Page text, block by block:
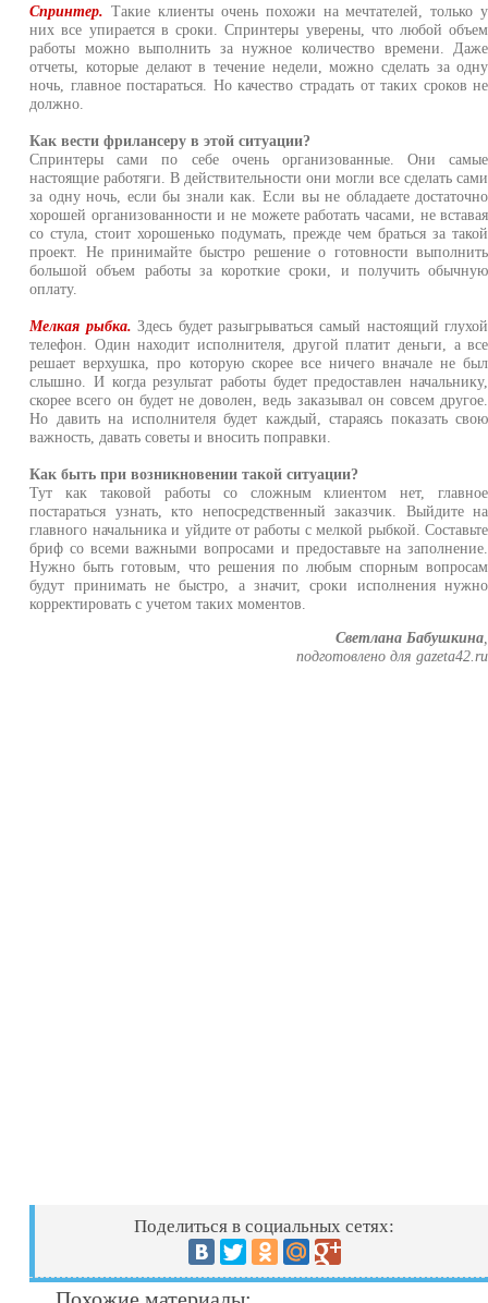
Спринтер. Такие клиенты очень похожи на мечтателей, только у
них все упирается в сроки. Спринтеры уверены, что любой объем
работы можно выполнить за нужное количество времени. Даже
отчеты, которые делают в течение недели, можно сделать за одну
ночь, главное постараться. Но качество страдать от таких сроков не
должно.
Как вести фрилансеру в этой ситуации?
Спринтеры сами по себе очень организованные. Они самые
настоящие работяги. В действительности они могли все сделать сами
за одну ночь, если бы знали как. Если вы не обладаете достаточно
хорошей организованности и не можете работать часами, не вставая
со стула, стоит хорошенько подумать, прежде чем браться за такой
проект. Не принимайте быстро решение о готовности выполнить
большой объем работы за короткие сроки, и получить обычную
оплату.
Мелкая рыбка. Здесь будет разыгрываться самый настоящий глухой
телефон. Один находит исполнителя, другой платит деньги, а все
решает верхушка, про которую скорее все ничего вначале не был
слышно. И когда результат работы будет предоставлен начальнику,
скорее всего он будет не доволен, ведь заказывал он совсем другое.
Но давить на исполнителя будет каждый, стараясь показать свою
важность, давать советы и вносить поправки.
Как быть при возникновении такой ситуации?
Тут как таковой работы со сложным клиентом нет, главное
постараться узнать, кто непосредственный заказчик. Выйдите на
главного начальника и уйдите от работы с мелкой рыбкой. Составьте
бриф со всеми важными вопросами и предоставьте на заполнение.
Нужно быть готовым, что решения по любым спорным вопросам
будут принимать не быстро, а значит, сроки исполнения нужно
корректировать с учетом таких моментов.
Светлана Бабушкина
подготовлено для gazeta42.ru
Поделиться в социальных сетях: